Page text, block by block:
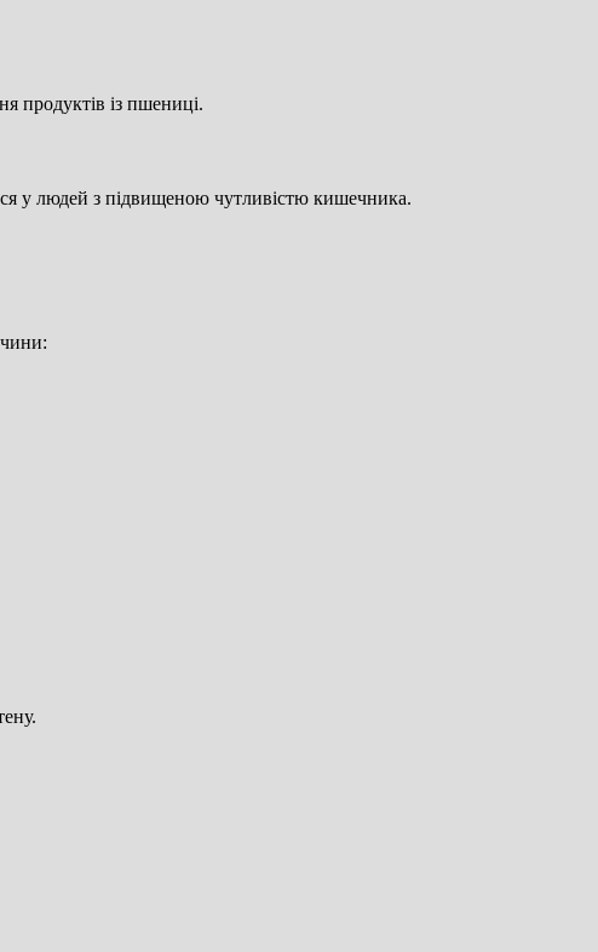
продуктів із пшениці.
у людей з підвищеною чутливістю кишечника.